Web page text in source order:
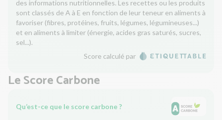
des informations nutritionnelles. Les recettes ou les produits
sont classés de A à E en fonction de leur teneur en aliments à
favoriser (fibres, protéines, fruits, légumes, légumineuses...)
et en aliments à limiter (énergie, acides gras saturés, sucres,
sel...).
Score calculé par
Le Score Carbone
Qu’est-ce que le score carbone ?